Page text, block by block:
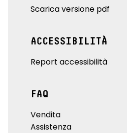
Scarica versione pdf
ACCESSIBILITÀ
Report accessibilità
FAQ
Vendita
Assistenza